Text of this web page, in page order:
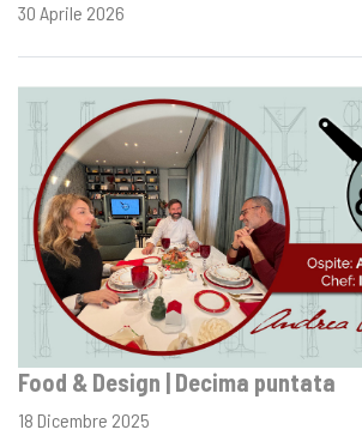
30 Aprile 2026
Food & Design | Decima puntata
18 Dicembre 2025